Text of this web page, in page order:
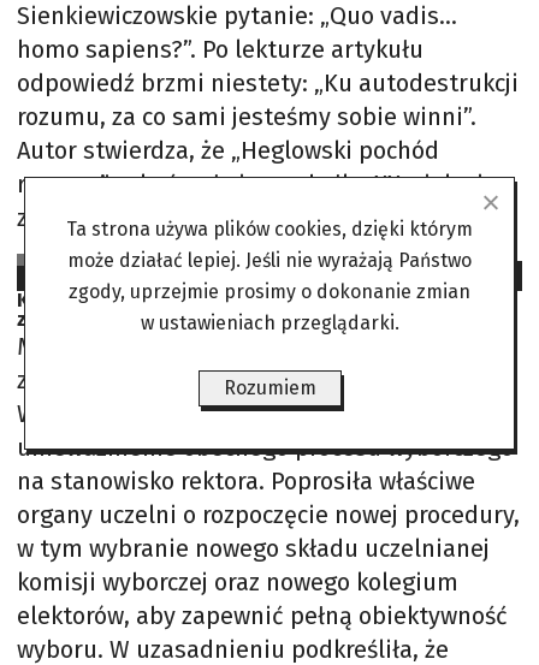
Sienkiewiczowskie pytanie: „Quo vadis…
homo sapiens?”. Po lekturze artykułu
odpowiedź brzmi niestety: „Ku autodestrukcji
rozumu, za co sami jesteśmy sobie winni”.
Autor stwierdza, że „Heglowski pochód
rozumu” zakończył się u schyłku XX wieku i
zaczął się „globalny pochód
Angora
Kontrowersyjne wybory rektora WUM. Minister
zdrowia apeluje
Minister zdrowia, Izabela Leszczyna,
zaapelowała do uczelnianej komisji wyborczej
Warszawskiego Uniwersytetu Medycznego o
unieważnienie obecnego procesu wyborczego
na stanowisko rektora. Poprosiła właściwe
organy uczelni o rozpoczęcie nowej procedury,
w tym wybranie nowego składu uczelnianej
komisji wyborczej oraz nowego kolegium
elektorów, aby zapewnić pełną obiektywność
wyboru. W uzasadnieniu podkreśliła, że
Ta strona używa plików cookies, dzięki którym
może działać lepiej. Jeśli nie wyrażają Państwo
zgody, uprzejmie prosimy o dokonanie zmian
w ustawieniach przeglądarki.
Rozumiem